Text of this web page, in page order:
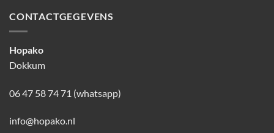
CONTACTGEGEVENS
Hopako
Dokkum
06 47 58 74 71 (whatsapp)
info@hopako.nl